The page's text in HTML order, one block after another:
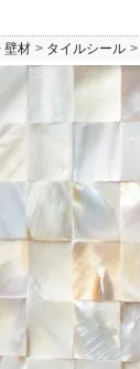
壁材 タイルシール